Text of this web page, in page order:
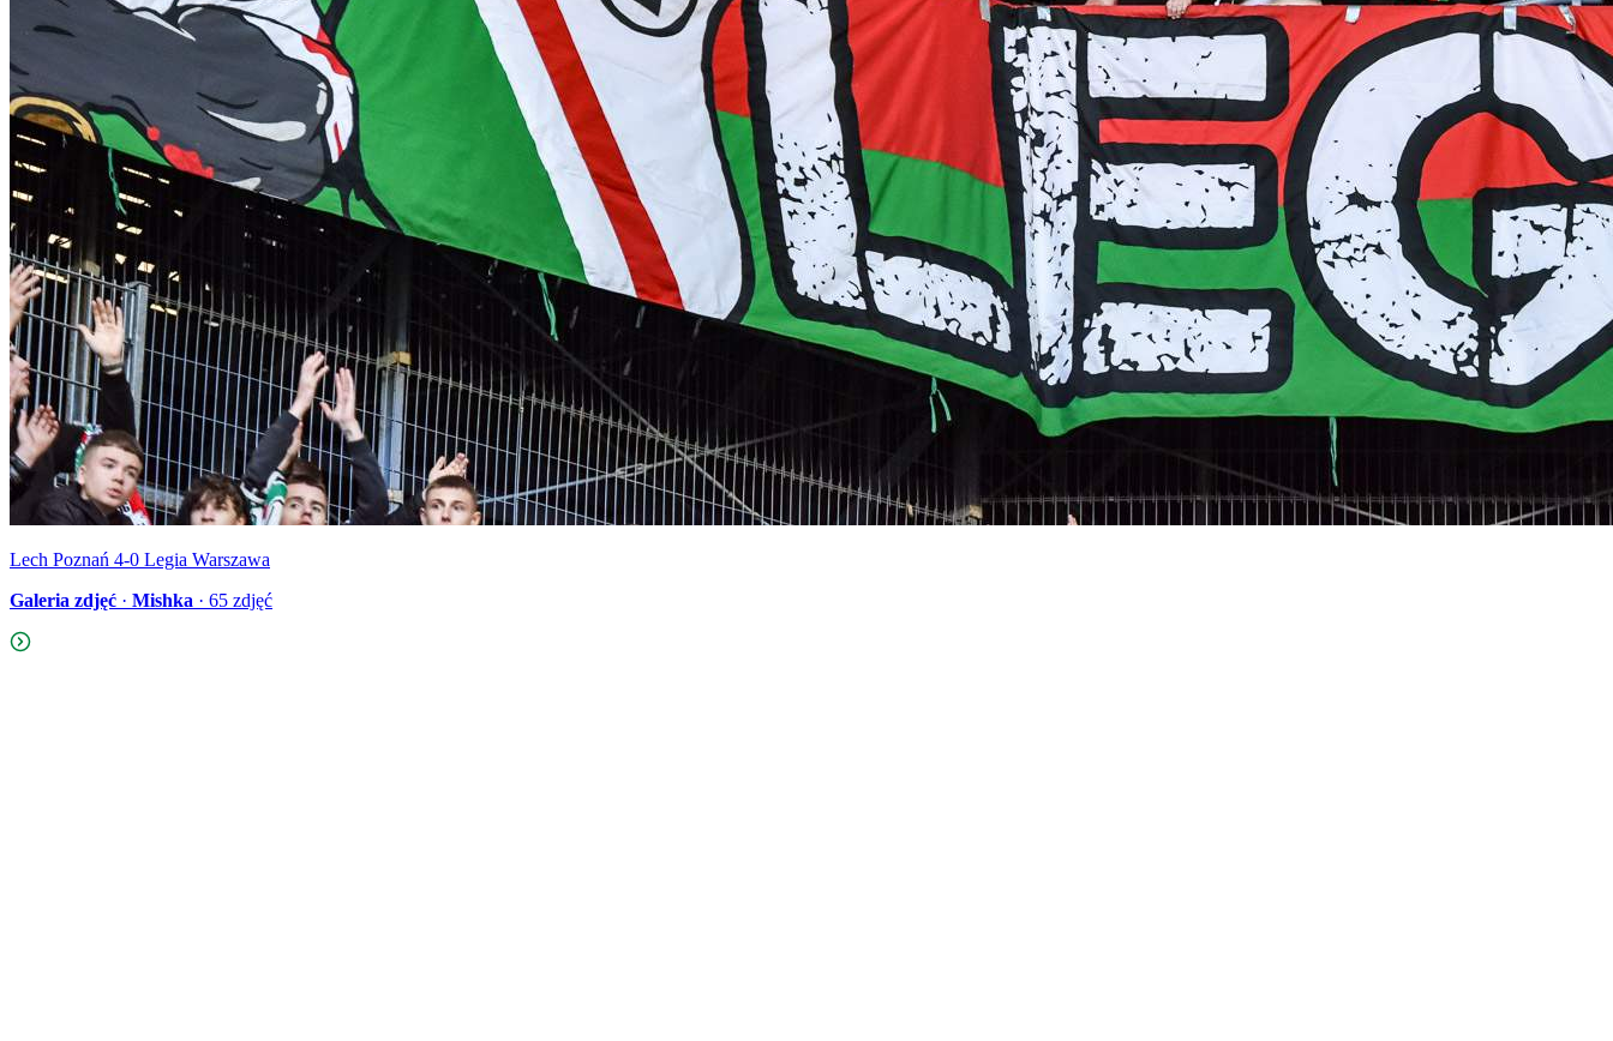
Lech Poznań 4-0 Legia Warszawa
Galeria zdjęć · Mishka · 65 zdjęć